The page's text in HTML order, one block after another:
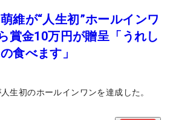
維が“人生初”ホールインワ
金10万円が贈呈「うれし
食べます」
生初のホールインワンを達成した。